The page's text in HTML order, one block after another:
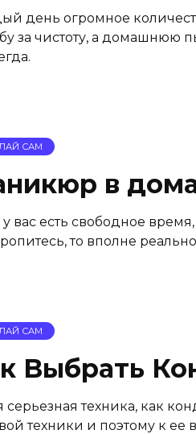
день огромное
за чистоту, а домашнюю
САМ
в
вас есть свободное
то вполне
САМ
Выбрать
серьезная техника, как
техники и поэтому к ее